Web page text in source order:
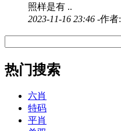
照样是有 ..
2023-11-16 23:46 -作者:
热门搜索
六肖
特码
平肖